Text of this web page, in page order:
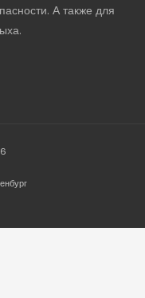
А также для